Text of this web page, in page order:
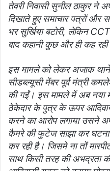
तेवरी निवासी सुनील ठाकुर ने
दिखाते हुए समाचार पत्रों और
भर सुर्खिया बटोरी, लेकिन
बाद कहानी कुछ और ही कह रही
इस मामले को लेकर अजाक
सीडब्ल्यूसी मेंबर पूर्व मंत्री
की गईं। इस मामले में अब नया
ठेकेदार के पुत्र के ऊपर
करने का आरोप लगाया उसने
कैमरे की फुटेज साझा कर
कर रही है। जिसमे ना तों
साथ किसी तरह की अभद्रता